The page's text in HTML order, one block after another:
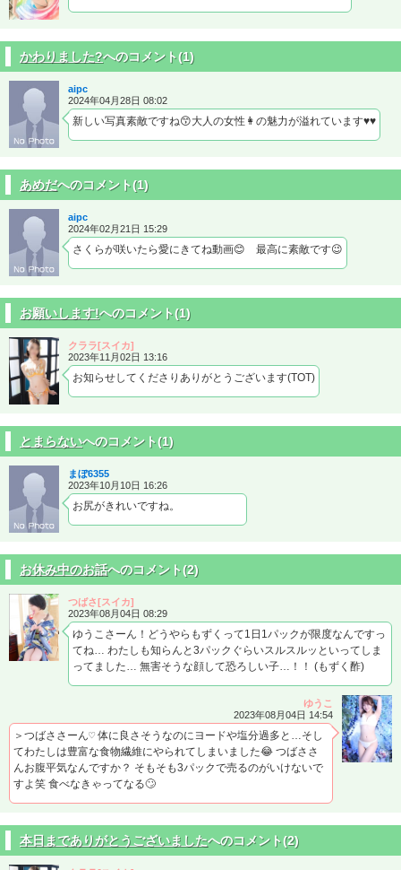
かわりました?へのコメント(1)
aipc
2024年04月28日 08:02
新しい写真素敵ですね😙大人の女性👩の魅力が溢れています♥️♥️
あめだへのコメント(1)
aipc
2024年02月21日 15:29
さくらが咲いたら愛にきてね動画😊 最高に素敵です😉
お願いします!へのコメント(1)
クララ[スイカ]
2023年11月02日 13:16
お知らせしてくださりありがとうございます(TOT)
とまらないへのコメント(1)
まぼ6355
2023年10月10日 16:26
お尻がきれいですね。
お休み中のお話へのコメント(2)
つばさ[スイカ]
2023年08月04日 08:29
ゆうこさーん！どうやらもずくって1日1パックが限度なんですっ
てね… わたしも知らんと3パックぐらいスルスルッといってしま
ってました… 無害そうな顔して恐ろしい子…！！ (もずく酢)
ゆうこ
2023年08月04日 14:54
＞つばささーん♡ 体に良さそうなのにヨードや塩分過多と…そし
てわたしは豊富な食物繊維にやられてしまいました😂 つばささ
んお腹平気なんですか？ そもそも3パックで売るのがいけないで
すよ笑 食べなきゃってなる🙄
本日までありがとうございましたへのコメント(2)